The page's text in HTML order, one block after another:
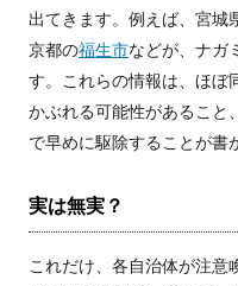
出てきます。例えば、宮城
京都の福生市などが、ナガ
す。これらの情報は、ほ
かぶれる可能性があるこ
で早めに駆除することが書
実は無実？
これだけ、各自治体が注意